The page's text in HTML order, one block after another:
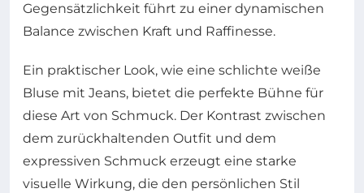
Gegensätzlichkeit führt zu einer dynamischen
Balance zwischen Kraft und Raffinesse.
Ein praktischer Look, wie eine schlichte weiße
Bluse mit Jeans, bietet die perfekte Bühne für
diese Art von Schmuck. Der Kontrast zwischen
dem zurückhaltenden Outfit und dem
expressiven Schmuck erzeugt eine starke
visuelle Wirkung, die den persönlichen Stil